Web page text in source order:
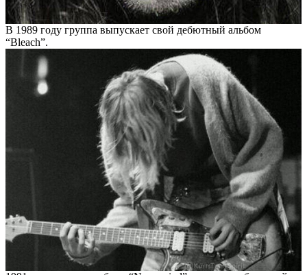
В 1989 году группа выпускает свой дебютный альбом
“Bleach”.